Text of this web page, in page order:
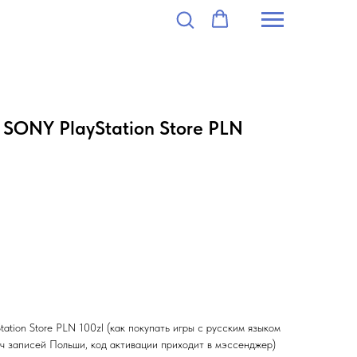
PlayStation Store PLN
Store PLN 100zl (как покупать игры с русским языком
записей Польши, код активации приходит в мэссенджер)